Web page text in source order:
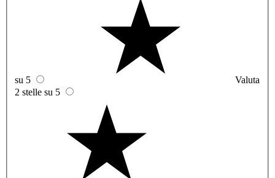
su 5
Valuta
2 stelle su 5